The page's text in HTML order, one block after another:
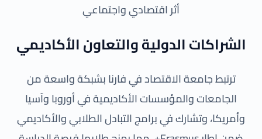
أثر اقتصادي واجتماعي
الشراكات الدولية والتعاون الأكاديمي
ترتبط جامعة الاقتصاد في فارنا بشبكة واسعة من
الجامعات والمؤسسات الأكاديمية في أوروبا وآسيا
وأمريكا، وتشارك في برامج التبادل الطلابي والأكاديمي